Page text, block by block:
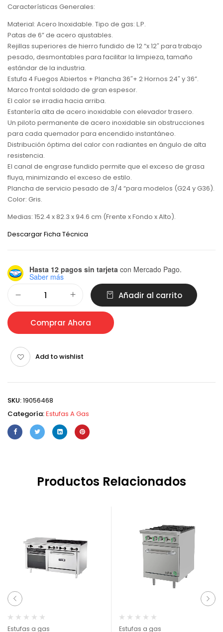
Características Generales:
Material: Acero Inoxidable. Tipo de gas: L.P.
Patas de 6” de acero ajustables.
Rejillas superiores de hierro fundido de 12 “x 12″ para trabajo
pesado, desmontables para facilitar la limpieza, tamaño
estándar de la industria.
Estufa 4 Fuegos Abiertos + Plancha 36″+ 2 Hornos 24″ y 36”.
Marco frontal soldado de gran espesor.
El calor se irradia hacia arriba.
Estantería alta de acero inoxidable con elevador trasero.
Un piloto permanente de acero inoxidable sin obstrucciones
para cada quemador para encendido instantáneo.
Distribución óptima del calor con radiantes en ángulo de alta
resistencia.
El canal de engrase fundido permite que el exceso de grasa
fluya, minimizando el exceso de estilo.
Plancha de servicio pesado de 3/4 “para modelos (G24 y G36).
Color: Gris.
Medias: 152.4 x 82.3 x 94.6 cm (Frente x Fondo x Alto).
Descargar Ficha Técnica
Hasta 12 pagos sin tarjeta con Mercado Pago.
Saber más
Añadir al carrito
Comprar Ahora
Add to wishlist
SKU:19056468
Categoría:Estufas A Gas
Productos Relacionados
Estufas a gas Estufas a gas